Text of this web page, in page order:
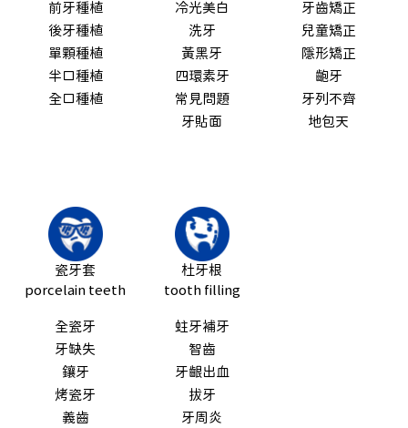
前牙種植
後牙種植
單顆種植
半口種植
全口種植
冷光美白
洗牙
黃黑牙
四環素牙
常見問題
牙貼面
牙齒矯正
兒童矯正
隱形矯正
齙牙
牙列不齊
地包天
瓷牙套
porcelain teeth
全瓷牙
牙缺失
鑲牙
烤瓷牙
義齒
杜牙根
tooth filling
蛀牙補牙
智齒
牙齦出血
拔牙
牙周炎